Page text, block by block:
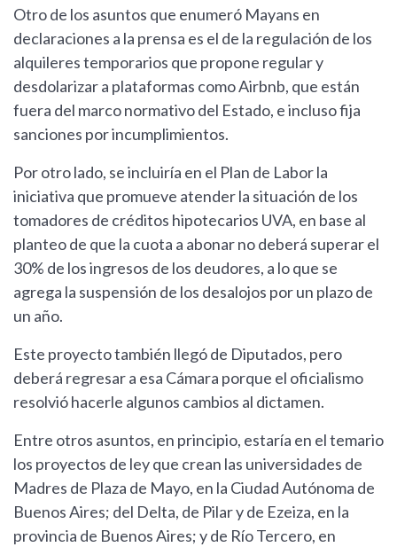
Otro de los asuntos que enumeró Mayans en
declaraciones a la prensa es el de la regulación de los
alquileres temporarios que propone regular y
desdolarizar a plataformas como Airbnb, que están
fuera del marco normativo del Estado, e incluso fija
sanciones por incumplimientos.
Por otro lado, se incluiría en el Plan de Labor la
iniciativa que promueve atender la situación de los
tomadores de créditos hipotecarios UVA, en base al
planteo de que la cuota a abonar no deberá superar el
30% de los ingresos de los deudores, a lo que se
agrega la suspensión de los desalojos por un plazo de
un año.
Este proyecto también llegó de Diputados, pero
deberá regresar a esa Cámara porque el oficialismo
resolvió hacerle algunos cambios al dictamen.
Entre otros asuntos, en principio, estaría en el temario
los proyectos de ley que crean las universidades de
Madres de Plaza de Mayo, en la Ciudad Autónoma de
Buenos Aires; del Delta, de Pilar y de Ezeiza, en la
provincia de Buenos Aires; y de Río Tercero, en